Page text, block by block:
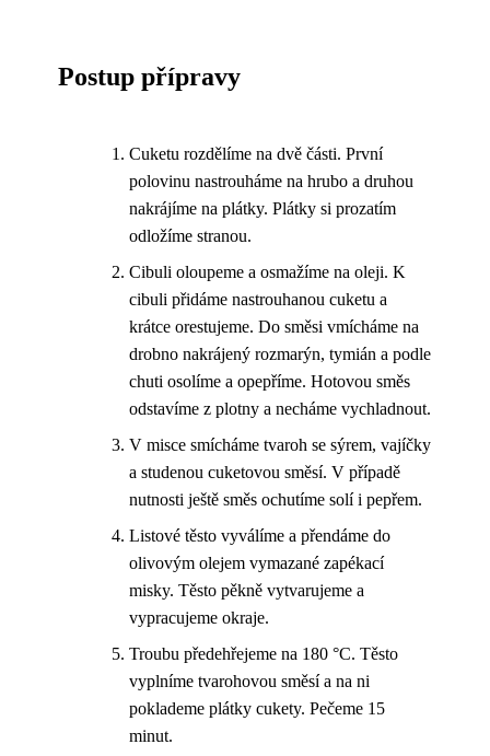
Postup přípravy
Cuketu rozdělíme na dvě části. První
polovinu nastrouháme na hrubo a druhou
nakrájíme na plátky. Plátky si prozatím
odložíme stranou.
Cibuli oloupeme a osmažíme na oleji. K
cibuli přidáme nastrouhanou cuketu a
krátce orestujeme. Do směsi vmícháme na
drobno nakrájený rozmarýn, tymián a podle
chuti osolíme a opepříme. Hotovou směs
odstavíme z plotny a necháme vychladnout.
V misce smícháme tvaroh se sýrem, vajíčky
a studenou cuketovou směsí. V případě
nutnosti ještě směs ochutíme solí i pepřem.
Listové těsto vyválíme a přendáme do
olivovým olejem vymazané zapékací
misky. Těsto pěkně vytvarujeme a
vypracujeme okraje.
Troubu předehřejeme na 180 °C. Těsto
vyplníme tvarohovou směsí a na ni
poklademe plátky cukety. Pečeme 15
minut.